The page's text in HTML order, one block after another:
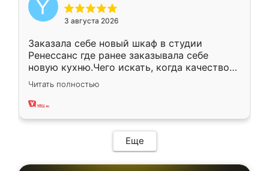
3 августа 2026
Заказала себе новый шкаф в студии
Ренессанс где ранее заказывала себе
новую кухню.Чего искать, когда качеством
вполне довольна. Служит кухня уже почти
два года, нареканий нет.
Читать полностью
Еще